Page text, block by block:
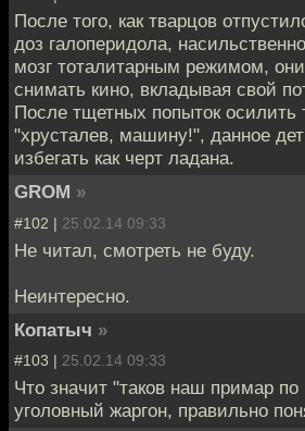
После того, как тварцов
доз галоперидола,
мозг тоталитарным режимом,
снимать кино, вкладывая свой
После тщетных попыток осилить
"хрусталев, машину!", данное
избегать как черт ладана.
GROM »
#102 | 25.02.14 09:33
Не читал, смотреть не буду.
Неинтересно.
Копатыч »
#103 | 25.02.14 09:33
Что значит "таков наш примар
уголовный жаргон, правильно